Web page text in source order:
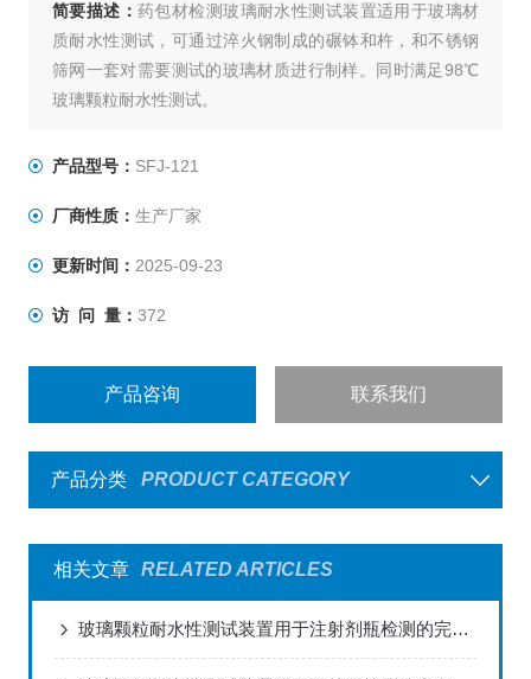
简要描述：药包材检测玻璃耐水性测试装置适用于玻璃材
质耐水性测试，可通过淬火钢制成的碾钵和杵，和不锈钢
筛网一套对需要测试的玻璃材质进行制样。同时满足98℃
玻璃颗粒耐水性测试。
产品型号： SFJ-121
厂商性质： 生产厂家
更新时间： 2025-09-23
访 问 量： 372
产品咨询 联系我们
产品分类 PRODUCT CATEGORY
相关文章 RELATED ARTICLES
玻璃颗粒耐水性测试装置用于注射剂瓶检测的完整解决方案